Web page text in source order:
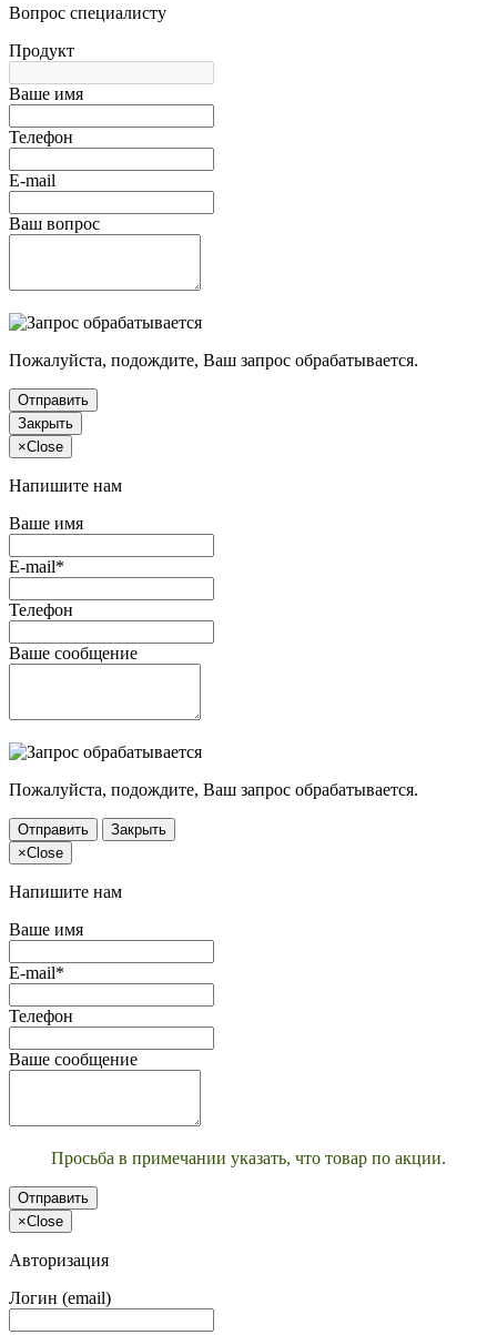
Вопрос специалисту
Продукт
Ваше имя
Телефон
E-mail
Ваш вопрос
Пожалуйста, подождите, Ваш запрос обрабатывается.
Отправить
Закрыть
×Close
Напишите нам
Ваше имя
E-mail*
Телефон
Ваше сообщение
Пожалуйста, подождите, Ваш запрос обрабатывается.
Отправить
Закрыть
×Close
Напишите нам
Ваше имя
E-mail*
Телефон
Ваше сообщение
Просьба в примечании указать, что товар по акции.
Отправить
×Close
Авторизация
Логин (email)